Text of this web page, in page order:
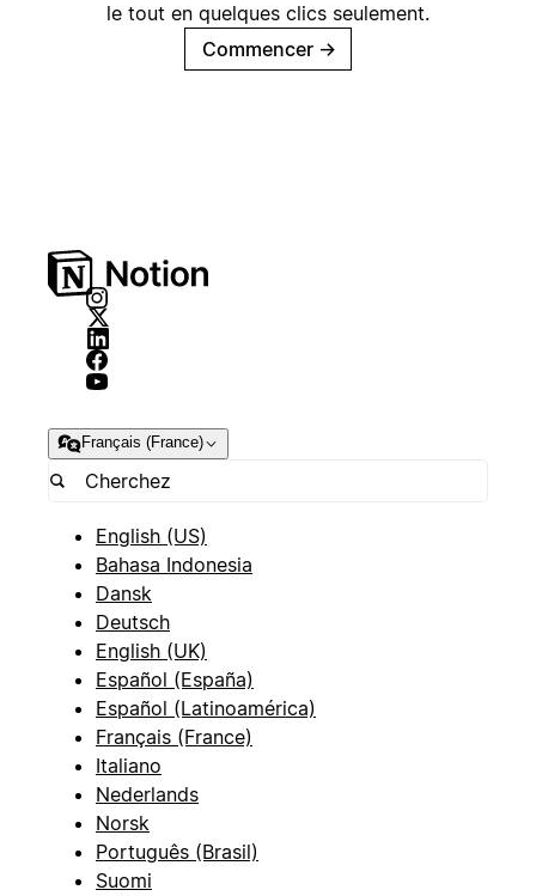
le tout en quelques clics seulement.
Commencer →
Français (France)
English (US)
Bahasa Indonesia
Dansk
Deutsch
English (UK)
Español (España)
Español (Latinoamérica)
Français (France)
Italiano
Nederlands
Norsk
Português (Brasil)
Suomi